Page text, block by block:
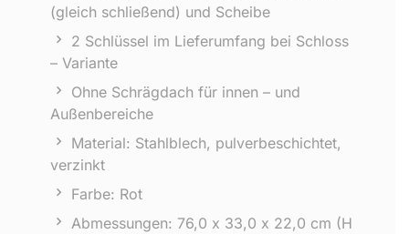
(gleich schließend) und Scheibe
2 Schlüssel im Lieferumfang bei Schloss
– Variante
Ohne Schrägdach für innen – und
Außenbereiche
Material: Stahlblech, pulverbeschichtet,
verzinkt
Farbe: Rot
Abmessungen: 76,0 x 33,0 x 22,0 cm (H